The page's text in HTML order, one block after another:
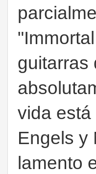
guitarras
vida
Engels y
lamento